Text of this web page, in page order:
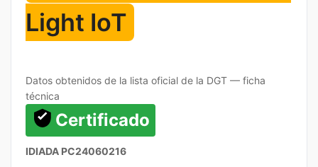
Light IoT
Datos obtenidos de la lista oficial de la DGT — ficha
técnica
Certificado
IDIADA PC24060216